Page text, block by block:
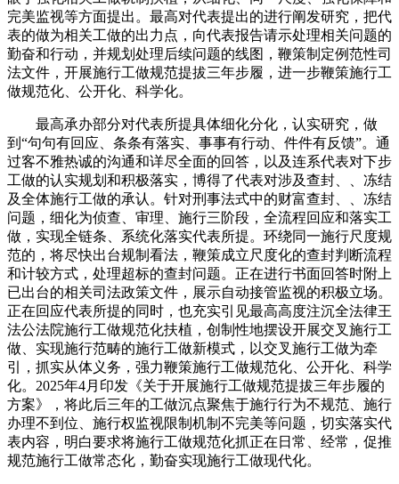
完美监视等方面提出。最高对代表提出的进行阐发研究，把代
表的做为相关工做的出力点，向代表报告请示处理相关问题的
勤奋和行动，并规划处理后续问题的线图，鞭策制定例范性司
法文件，开展施行工做规范提拔三年步履，进一步鞭策施行工
做规范化、公开化、科学化。
最高承办部分对代表所提具体细化分化，认实研究，做
到“句句有回应、条条有落实、事事有行动、件件有反馈”。通
过客不雅热诚的沟通和详尽全面的回答，以及连系代表对下步
工做的认实规划和积极落实，博得了代表对涉及查封、、冻结
及全体施行工做的承认。针对刑事法式中的财富查封、、冻结
问题，细化为侦查、审理、施行三阶段，全流程回应和落实工
做，实现全链条、系统化落实代表所提。环绕同一施行尺度规
范的，将尽快出台规制看法，鞭策成立尺度化的查封判断流程
和计较方式，处理超标的查封问题。正在进行书面回答时附上
已出台的相关司法政策文件，展示自动接管监视的积极立场。
正在回应代表所提的同时，也充实引见最高高度注沉全法律王
法公法院施行工做规范化扶植，创制性地摆设开展交叉施行工
做、实现施行范畴的施行工做新模式，以交叉施行工做为牵
引，抓实从体义务，强力鞭策施行工做规范化、公开化、科学
化。2025年4月印发《关于开展施行工做规范提拔三年步履的
方案》，将此后三年的工做沉点聚焦于施行行为不规范、施行
办理不到位、施行权监视限制机制不完美等问题，切实落实代
表内容，明白要求将施行工做规范化抓正在日常、经常，促推
规范施行工做常态化，勤奋实现施行工做现代化。